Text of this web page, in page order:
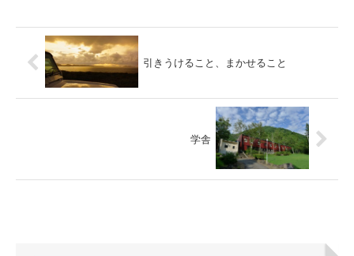
引きうけること、まかせること
学舎